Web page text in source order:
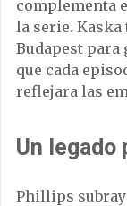
complementa
la serie. Kaska
Budapest para
que cada
reflejara las
Un legado
Phillips